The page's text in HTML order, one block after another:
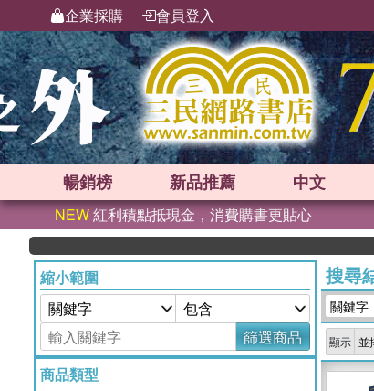
企業採購 會員登入
暢銷榜 新品推薦 中文
NEW紅利積點抵現金，消費購書更貼心
縮小範圍
篩選商品
商品類型
搜尋
關鍵字
顯示